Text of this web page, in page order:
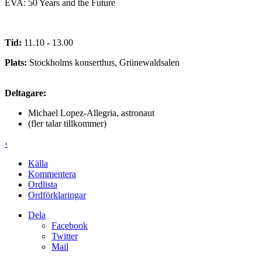
EVA: 50 Years and the Future
Tid: 11.10 - 13.00
Plats: Stockholms konserthus, Grünewaldsalen
Deltagare:
Michael Lopez-Allegria, astronaut
(fler talar tillkommer)
‹
Källa
Kommentera
Ordlista
Ordförklaringar
Dela
Facebook
Twitter
Mail